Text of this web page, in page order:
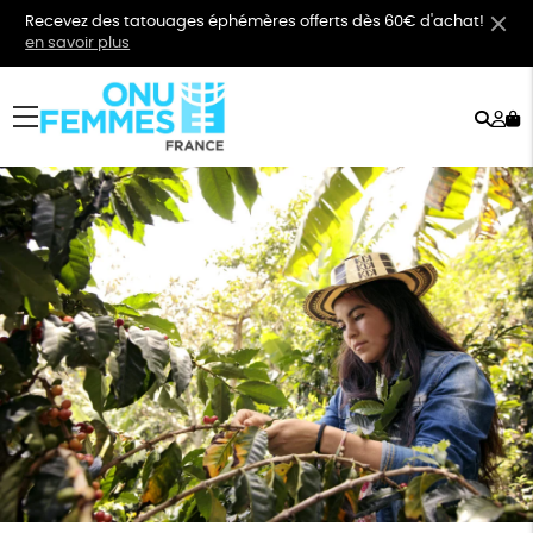
Recevez des tatouages éphémères offerts dès 60€ d'achat!
en savoir plus
menu